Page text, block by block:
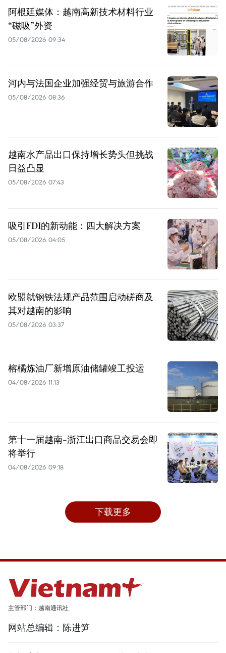
阿根廷媒体：越南高新技术材料行业
“磁吸”外资
05/08/2026 09:34
河内与法国企业加强经贸与旅游合作
05/08/2026 08:36
越南水产品出口保持增长势头但挑战
日益凸显
05/08/2026 07:43
吸引FDI的新动能：四大解决方案
05/08/2026 04:05
欧盟就钢铁法规产品范围启动磋商及
其对越南的影响
05/08/2026 03:37
榕橘炼油厂新增原油储罐竣工投运
04/08/2026 11:13
第十一届越南-浙江出口商品交易会即
将举行
04/08/2026 09:18
下载更多
主管部门：越南通讯社
网站总编辑：陈进笋